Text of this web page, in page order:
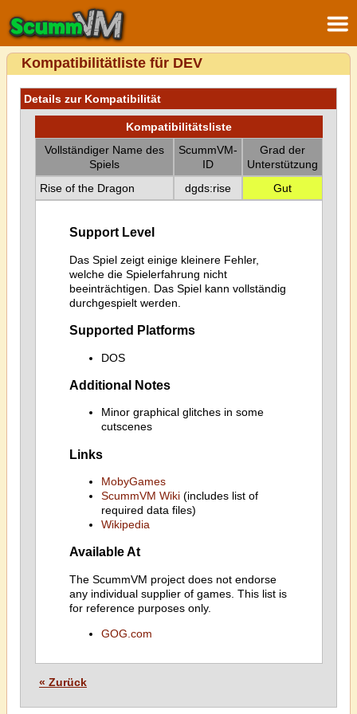
Kompatibilitätliste für DEV
Details zur Kompatibilität
Kompatibilitätsliste
Vollständiger Name des
Spiels
ScummVM-
ID
Grad der
Unterstützung
Rise of the Dragon
dgds:rise Gut
Support Level
Das Spiel zeigt einige kleinere Fehler,
welche die Spielerfahrung nicht
beeinträchtigen. Das Spiel kann vollständig
durchgespielt werden.
Supported Platforms
DOS
Additional Notes
Minor graphical glitches in some
cutscenes
Links
MobyGames
ScummVM Wiki(includes list of
required data files)
Wikipedia
Available At
The ScummVM project does not endorse
any individual supplier of games. This list is
for reference purposes only.
GOG.com
« Zurück